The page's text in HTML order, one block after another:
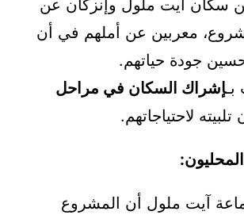
سكان آيت ملول وإنزكان عن
معربين عن أملهم في أن
جودة حياتهم.
إشراك السكان في مراحل
لاحتياجاتهم.
آيت ملول أن المشروع